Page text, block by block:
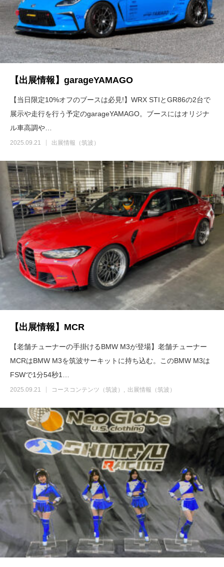
【出展情報】garageYAMAGO
【当日限定10%オフのブースは必見!】WRX STIとGR86の2台で
展示や走行を行う予定のgarageYAMAGO。ブースにはオリジナ
ル車高調や…
2025.09.21 出展情報（筑波）
【出展情報】MCR
【老舗チューナーの手掛けるBMW M3が登場】老舗チューナー
MCRはBMW M3を筑波サーキットに持ち込む。このBMW M3は
FSWで1分54秒1…
2025.09.21 コースコンテンツ（筑波） 出展情報（筑波）